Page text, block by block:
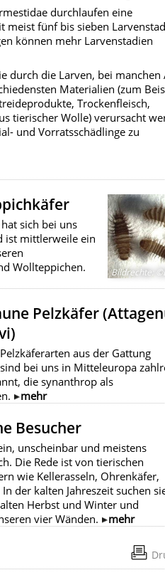
durchlaufen eine
meist fünf bis sieben
können mehr Larvenstadien
durch die Larven, bei manchen
Materialien (zum
Trockenfleisch,
tierischer Wolle) verursacht
und Vorratsschädlinge zu
Bildrechte:
sich bei uns
ist mittlerweile ein
Wollteppichen.
Pelzkäfer
aus der Gattung
bei uns in Mitteleuropa
die synanthrop als
mehr
Besucher
unscheinbar und meistens
Die Rede ist von tierischen
wie Kellerasseln, Ohrenkäfer,
der kalten Jahreszeit suchen
Herbst und Winter und
vier Wänden.
mehr